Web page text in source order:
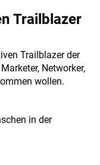
Trailblazer
Trailblazer der
Networker,
wollen.
in der